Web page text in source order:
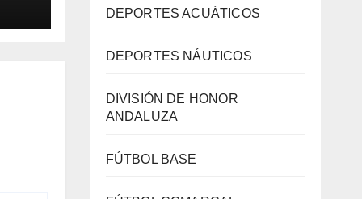
DEPORTES ACUÁTICOS
DEPORTES NÁUTICOS
DIVISIÓN DE HONOR
ANDALUZA
FÚTBOL BASE